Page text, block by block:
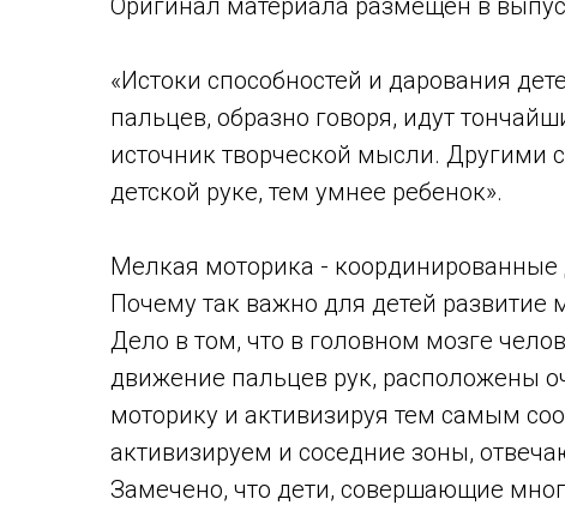
Оригинал материала размещен в
«Истоки способностей и дарования
пальцев, образно говоря, идут
источник творческой мысли. Другими
детской руке, тем умнее ребенок».
Мелкая моторика - координированные
Почему так важно для детей развитие
Дело в том, что в головном мозге
движение пальцев рук, расположены
моторику и активизируя тем самым
активизируем и соседние зоны,
Замечено, что дети, совершающие